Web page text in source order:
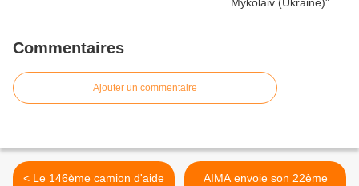
Commentaires
Ajouter un commentaire
< Le 146ème camion d'aide
AIMA envoie son 22ème